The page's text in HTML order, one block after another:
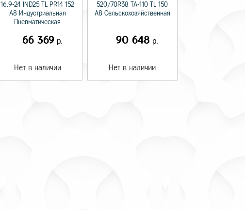
16.9-24 IND25 TL PR14 152
A8 Индустриальная
Пневматическая
66 369р.
Нет в наличии
520/70R38 TA-110 TL 150
A8 Сельскохозяйственная
90 648 р.
Нет в наличии